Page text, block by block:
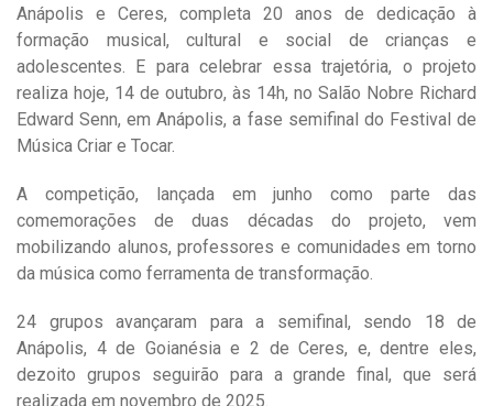
Anápolis e Ceres, completa 20 anos de dedicação à
formação musical, cultural e social de crianças e
adolescentes. E para celebrar essa trajetória, o projeto
realiza hoje, 14 de outubro, às 14h, no Salão Nobre Richard
Edward Senn, em Anápolis, a fase semifinal do Festival de
Música Criar e Tocar.
A competição, lançada em junho como parte das
comemorações de duas décadas do projeto, vem
mobilizando alunos, professores e comunidades em torno
da música como ferramenta de transformação.
24 grupos avançaram para a semifinal, sendo 18 de
Anápolis, 4 de Goianésia e 2 de Ceres, e, dentre eles,
dezoito grupos seguirão para a grande final, que será
realizada em novembro de 2025.